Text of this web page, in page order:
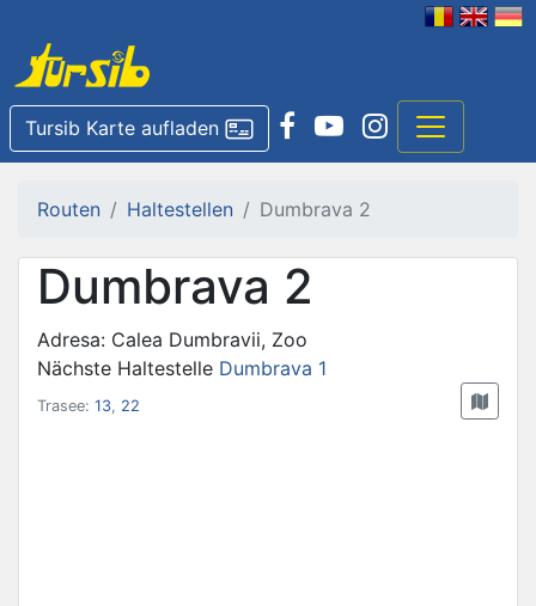
Tursib Karte aufladen
Routen Haltestellen Dumbrava 2
Dumbrava 2
Adresa: Calea Dumbravii, Zoo
Nächste Haltestelle Dumbrava 1
Trasee: 13, 22